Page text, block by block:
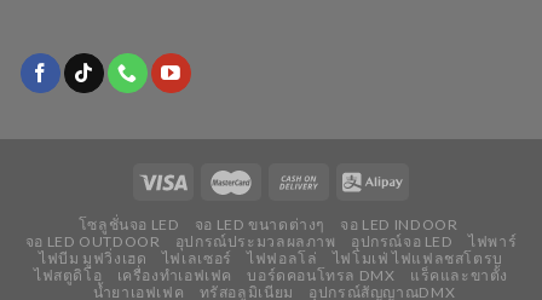
โซลูชั่นจอ LED จอ LED ขนาดต่างๆ
จอ LED INDOOR
จอ LED OUTDOOR
อุปกรณ์ประมวลผลภาพ อุปกรณ์จอ LED
ไฟพาร์
ไฟบีม มูฟวิ่งเฮด
ไฟเลเซอร์ ไฟฟอลโล่
ไฟโมเฟ่ ไฟแฟลชสโตรบ
ไฟสตูดิโอ
เครื่องทำเอฟเฟค บอร์ดคอนโทรล DMX
แร็คและขาตั้ง
น้ำยาเอฟเฟค
ทรัสอลูมิเนียม อุปกรณ์สัญญาณDMX